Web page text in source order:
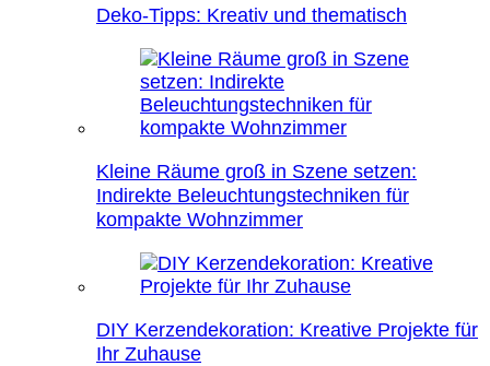
Deko-Tipps: Kreativ und thematisch
Kleine Räume groß in Szene setzen:
Indirekte Beleuchtungstechniken für
kompakte Wohnzimmer
DIY Kerzendekoration: Kreative Projekte für
Ihr Zuhause